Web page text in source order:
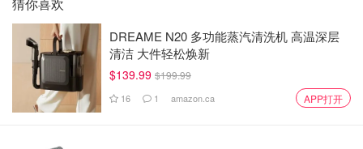
DREAME N20 多功能蒸汽清洗机 高温深层
清洁 大件轻松焕新
$139.99 $199.99
16 1 amazon.ca APP打开